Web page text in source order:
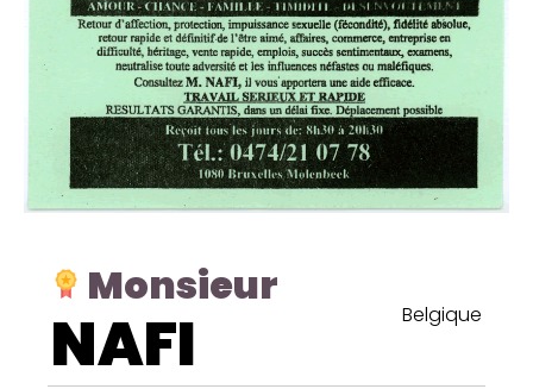
Monsieur
NAFI Belgique